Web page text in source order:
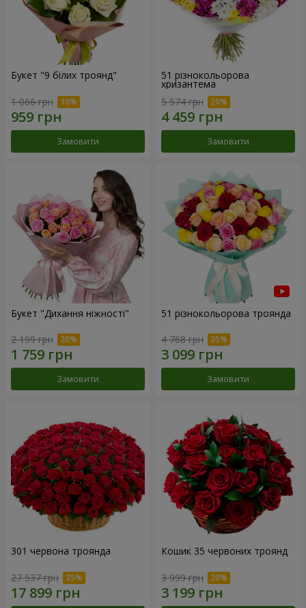
Букет "9 білих троянд"
1 066 грн
Замовити
51 різнокольорова
хризантема
5 574 грн
Замовити
Букет "Дихання ніжності"
2 199 грн
Замовити
51 різнокольорова троянда
4 768 грн
Замовити
301 червона троянда
27 537 грн
Кошик 35 червоних троянд
3 999 грн